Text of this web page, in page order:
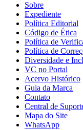
SantosSobre
Expediente
Política Editorial
Código de Ética
Política de
Política de
Diversidade e
VC no Portal
Acervo Histórico
Guia da Marca
Contato
Central de
Mapa do Site
WhatsApp